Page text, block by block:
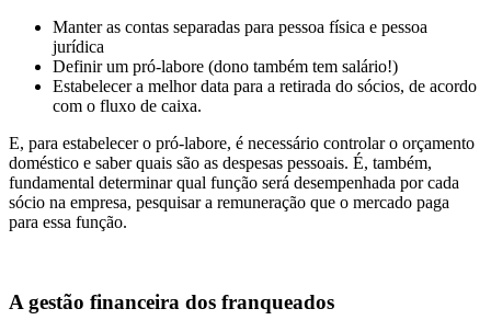
Manter as contas separadas para pessoa física e pessoa
jurídica
Definir um pró-labore (dono também tem salário!)
Estabelecer a melhor data para a retirada do sócios, de acordo
com o fluxo de caixa.
E, para estabelecer o pró-labore, é necessário controlar o orçamento
doméstico e saber quais são as despesas pessoais. É, também,
fundamental determinar qual função será desempenhada por cada
sócio na empresa, pesquisar a remuneração que o mercado paga
para essa função.
A gestão financeira dos franqueados